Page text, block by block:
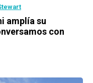
amplía su
con